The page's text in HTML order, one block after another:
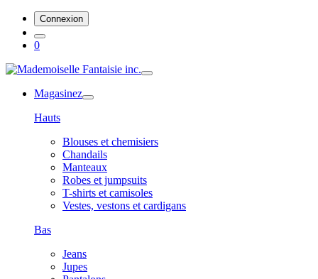
Connexion
0
Magasinez
Hauts
Blouses et chemisiers
Chandails
Manteaux
Robes et jumpsuits
T-shirts et camisoles
Vestes, vestons et cardigans
Bas
Jeans
Jupes